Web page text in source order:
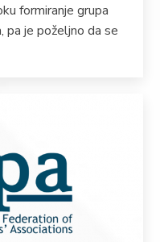
formiranje grupa
pa je poželjno da se